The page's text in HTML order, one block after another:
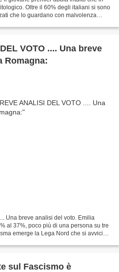
Oltre il 60% degli italiani si sono
che lo guardano con malvolenza
VOTO .... Una breve
Romagna:
Una breve analisi del voto. Emilia
al 37%, poco più di una persona su tre
emerge la Lega Nord che si avvicina
sul Fascismo è